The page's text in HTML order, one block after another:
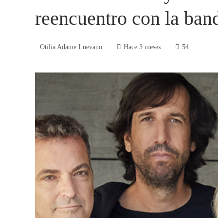
reencuentro con la
Otilia Adame Luevano Hace 3 meses 54